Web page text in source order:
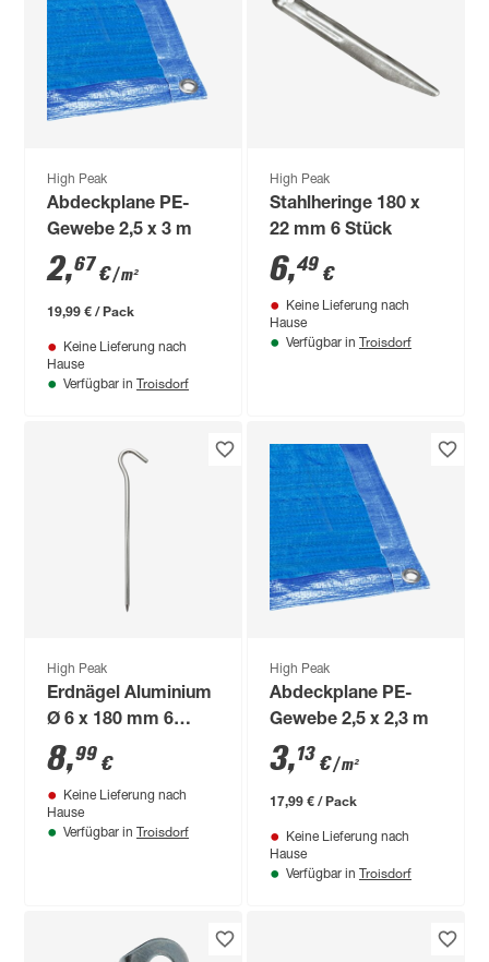
High Peak
Abdeckplane PE-
Gewebe 2,5 x 3 m
2,67€/ m²
19,99 € / Pack
Keine Lieferung nach
Hause
Verfügbar in Troisdorf
High Peak
Stahlheringe 180 x
22 mm 6 Stück
6,49 €
Keine Lieferung nach
Hause
Verfügbar in Troisdorf
High Peak
Erdnägel Aluminium
Ø 6 x 180 mm 6
Stück
8,99 €
Keine Lieferung nach
Hause
Verfügbar in Troisdorf
High Peak
Abdeckplane PE-
Gewebe 2,5 x 2,3 m
3,13 €/ m²
17,99 € / Pack
Keine Lieferung nach
Hause
Verfügbar in Troisdorf